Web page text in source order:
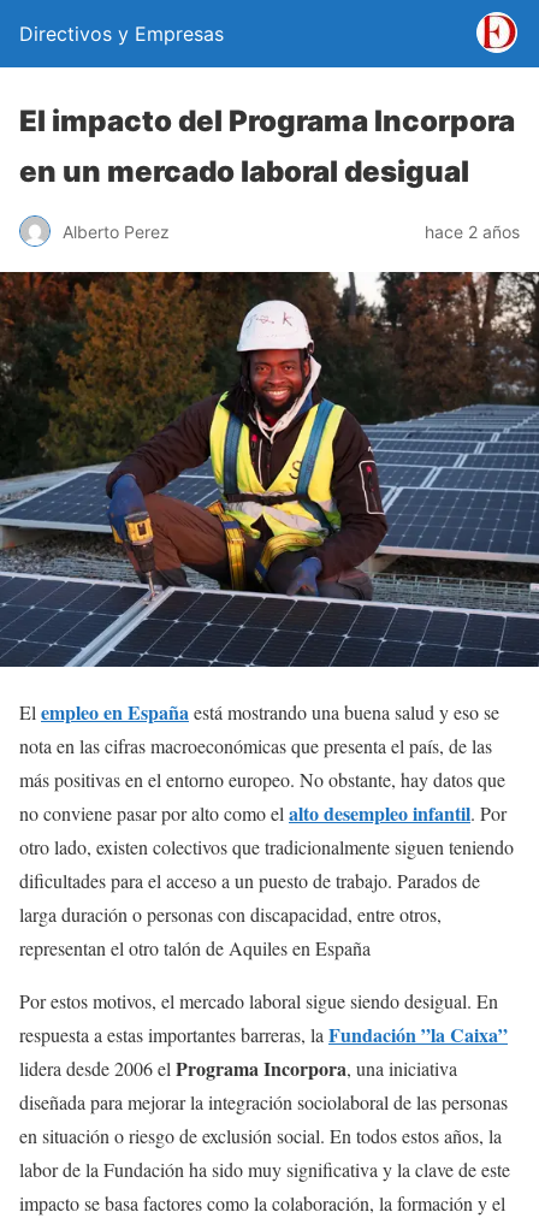
Directivos y Empresas
El impacto del Programa Incorpora
en un mercado laboral desigual
Alberto Perez hace 2 años
Elempleo en Españaestá mostrando una buena salud y eso se
nota en las cifras macroeconómicas que presenta el país, de las
más positivas en el entorno europeo. No obstante, hay datos que
no conviene pasar por alto como elalto desempleo infantil. Por
otro lado, existen colectivos que tradicionalmente siguen teniendo
dificultades para el acceso a un puesto de trabajo. Parados de
larga duración o personas con discapacidad, entre otros,
representan el otro talón de Aquiles en España
Por estos motivos, el mercado laboral sigue siendo desigual. En
respuesta a estas importantes barreras, laFundación ”la Caixa”
lidera desde 2006 elPrograma Incorpora, una iniciativa
diseñada para mejorar la integración sociolaboral de las personas
en situación o riesgo de exclusión social. En todos estos años, la
labor de la Fundación ha sido muy significativa y la clave de este
impacto se basa factores como la colaboración, la formación y el